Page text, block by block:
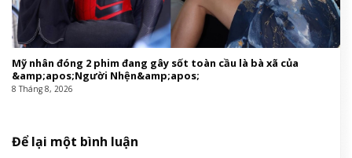
Mỹ nhân đóng 2 phim đang gây sốt toàn cầu là bà xã của
&amp;apos;Người Nhện&amp;apos;
8 Tháng 8, 2026
Để lại một bình luận